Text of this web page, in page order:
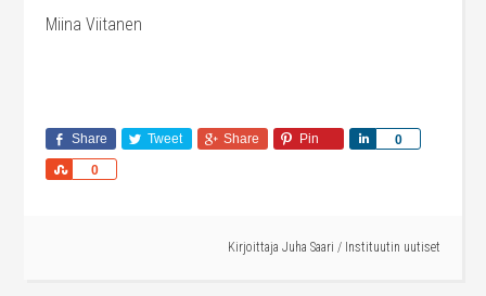
Miina Viitanen
Share Tweet Share Pin 0
Share
0
Share
Kirjoittaja Juha Saari / Instituutin uutiset